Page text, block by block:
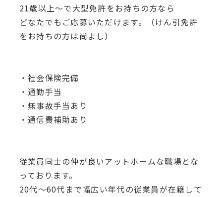
21歳以上～で大型免許をお持ちの方なら
どなたでもご応募いただけます。（けん引免許
をお持ちの方は尚よし）
・社会保険完備
・通勤手当
・無事故手当あり
・通信費補助あり
従業員同士の仲が良いアットホームな職場とな
っております。
20代～60代まで幅広い年代の従業員が在籍して